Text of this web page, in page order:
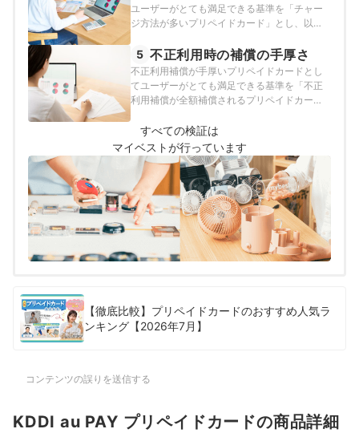
ユーザーがとても満足できる基準を「チャー
ジ方法が多いプリペイドカード」とし、以下
7月7日時点の情報をもとに検証をおこなって
います。
5 不正利用時の補償の手厚さ
不正利用補償が手厚いプリペイドカードとし
てユーザーがとても満足できる基準を「不正
利用補償が全額補償されるプリペイドカー
ました。2026年7月7日時点の情報をもとに検
証をおこなっています。
すべての検証は
マイベストが行っています
【徹底比較】プリペイドカードのおすすめ人気ラ
ンキング【2026年7月】
コンテンツの誤りを送信する
KDDI au PAY プリペイドカードの商品詳細